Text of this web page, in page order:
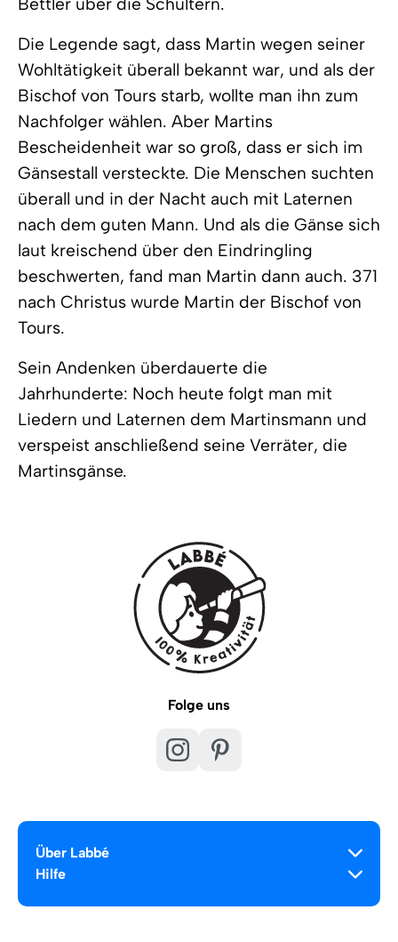
Die Legende sagt, dass Martin wegen seiner
Wohltätigkeit überall bekannt war, und als der
Bischof von Tours starb, wollte man ihn zum
Nachfolger wählen. Aber Martins
Bescheidenheit war so groß, dass er sich im
Gänsestall versteckte. Die Menschen suchten
überall und in der Nacht auch mit Laternen
nach dem guten Mann. Und als die Gänse sich
laut kreischend über den Eindringling
beschwerten, fand man Martin dann auch. 371
nach Christus wurde Martin der Bischof von
Tours.
Sein Andenken überdauerte die
Jahrhunderte: Noch heute folgt man mit
Liedern und Laternen dem Martinsmann und
verspeist anschließend seine Verräter, die
Martinsgänse.
Folge uns
Über Labbé
Hilfe